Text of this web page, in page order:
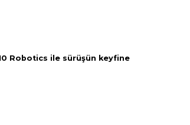
Robotics ile sürüşün keyfine